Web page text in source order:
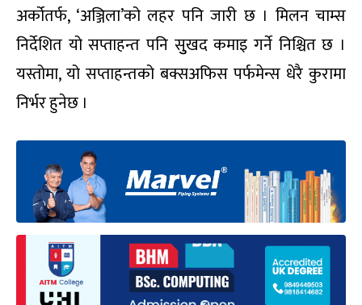
अर्कोतर्फ, ‘अञ्जिला’को लहर पनि जारी छ । मिलन चाम्स
निर्देशित यो सप्ताहन्त पनि सुुखद कमाइ गर्ने निश्चित छ ।
यस्तोमा, यो सप्ताहन्तको बक्सअफिस पर्फमेन्स धेरै कुरामा
निर्भर हुनेछ ।